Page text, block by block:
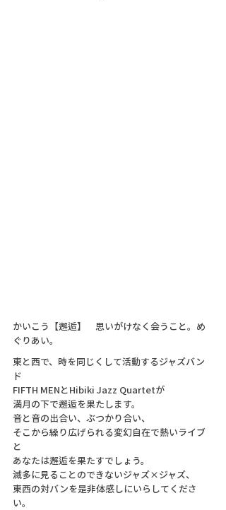
かいこう【邂逅】　思いがけなく会うこと。め
ぐりあい。
東と西で、時を同じくして活動するジャズバン
ド
FIFTH MENとHibiki Jazz Quartetが
満月の下で邂逅を果たします。
音と音の出合い、ぶつかり合い、
そこから繰り広げられる変幻自在で熱いライブ
と
あなたは邂逅を果たすでしょう。
滅多に見ることのできないジャズ×ジャズ、
東西の対バンを是非体感しにいらしてくださ
い。